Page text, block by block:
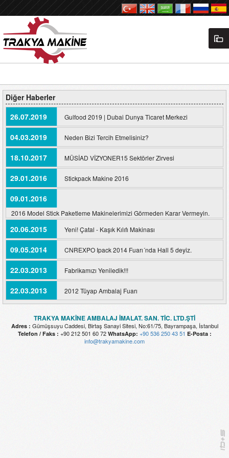
Diğer Haberler
26.07.2019
Gulfood 2019 | Dubai Dunya Ticaret Merkezi
04.03.2019 Neden Bizi Tercih Etmelisiniz?
18.10.2017 MÜSİAD VİZYONER15 Sektörler Zirvesi
29.01.2016 Stickpack Makine 2016
09.01.2016
2016 Model Stick Paketleme Makinelerimizi Görmeden Karar Vermeyin.
20.06.2015 Yeni! Çatal - Kaşık Kılıfı Makinası
09.05.2014 CNREXPO Ipack 2014 Fuarı´nda Hall 5 deyiz.
22.03.2013 Fabrikamızı Yeniledik!!!
22.03.2013 2012 Tüyap Ambalaj Fuarı
TRAKYA MAKİNE AMBALAJ İMALAT. SAN. TİC. LTD.ŞTİ
Adres : Gümüşsuyu Caddesi, Birtaş Sanayi Sitesi, No:61/75, Bayrampaşa, İstanbul
Telefon / Faks : +90 212 501 60 72 WhatsApp: +90 536 250 43 51 E-Posta :
info@trakyamakine.com